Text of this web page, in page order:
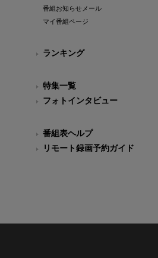
番組お知らせメール
マイ番組ページ
ランキング
特集一覧
フォトインタビュー
番組表ヘルプ
リモート録画予約ガイド